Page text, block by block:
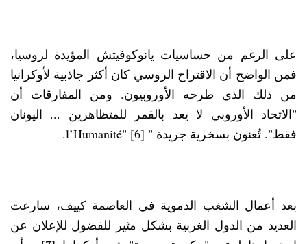
على الرغم من حساسيات يانوكوفيتش المؤيدة لروسيا،
فمن الواضح أن الاقتراح الروسي كان أكثر جاذبية لأوكرانيا
من ذلك الذي طرحه الأوروبيون. ومن المفارقات أن
"الاتحاد الأوروبي لا يعد بالقمر للمتظاهرين ... اليونان
فقط". تُعنون بسخرية جريدة " l’Humanité" [6]
.
بعد أعمال الشغب الدموية في العاصمة كييف، سارعت
العديد من الدول الغربية بشكل مثير للفضول للإعلان عن